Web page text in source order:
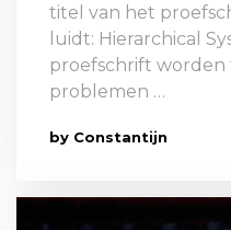
titel van het
luidt: Hierarchical
proefschrift
problemen …
by Constantijn